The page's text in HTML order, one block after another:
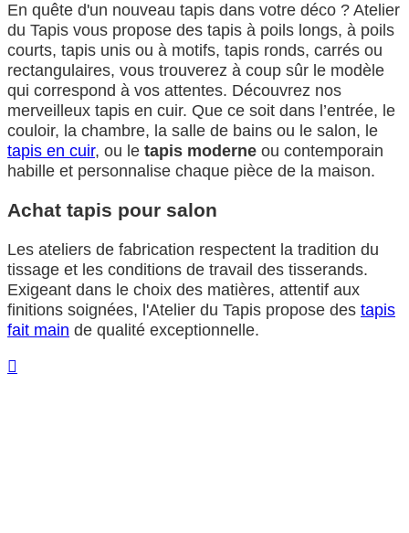
En quête d'un nouveau tapis dans votre déco ? Atelier
du Tapis vous propose des tapis à poils longs, à poils
courts, tapis unis ou à motifs, tapis ronds, carrés ou
rectangulaires, vous trouverez à coup sûr le modèle
qui correspond à vos attentes. Découvrez nos
merveilleux tapis en cuir. Que ce soit dans l’entrée, le
couloir, la chambre, la salle de bains ou le salon, le
tapis en cuir, ou le tapis moderne ou contemporain
habille et personnalise chaque pièce de la maison.
Achat tapis pour salon
Les ateliers de fabrication respectent la tradition du
tissage et les conditions de travail des tisserands.
Exigeant dans le choix des matières, attentif aux
finitions soignées, l'Atelier du Tapis propose des tapis
fait main de qualité exceptionnelle.
